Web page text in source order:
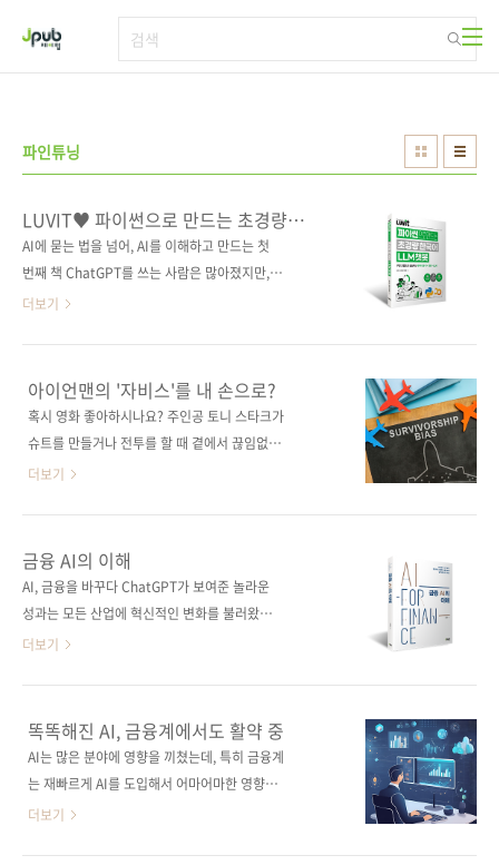
파인튜닝
LUVIT♥ 파이썬으로 만드는 초경량
한국어 LLM 챗봇
AI에 묻는 법을 넘어, AI를 이해하고 만드는 첫
번째 책 ChatGPT를 쓰는 사람은 많아졌지만,
‘AI가 어떻게 작동하는지’를 이해하는 사람은 여
경량 한국어 LLM 챗봇을 직접 만드는 실습까지
하나의 흐름으로 안내한다. 단순한 개념 설명에
그치지 않고, 구글 코랩 기반 실습을 통해 코드를
으로 익힐 수 있도록 구성했다. 특히 데이터 수
집, 분석, 시각화부터 분류와 예측, LLM과 허깅
람’에서 ‘AI를 이해하고 구현하는 사람’으로 성장
을 이끈다. AI와 챗봇 개발에 처음 도전하는 독자
를 위한 가장 현실적인 출..
더보기
아이언맨의 '자비스'를 내 손으로?
혹시 영화 좋아하시나요? 주인공 토니 스타크가
슈트를 만들거나 전투를 할 때 곁에서 끊임없이
조언해주고 상황을 분석해주는 인공지능 비서
있었으면 좋겠다"라고 꿈꿨을 겁니다. 이제 그
상상은 더 이상 영화 속 이야기가 아닙니다.
ChatGPT의 등장으로 우리는 이미 AI와 대화하
준 AI를 쓰는 것을 넘어 '나만의 자비스'를 직접
만들 수 있다면 어떨까요? 오늘 소개할 책,
LLM 챗봇》이 바로 그 길잡이가 되어줄 책입니
다. ✈️ 2차 세계대전 전투기와 데이터의 비밀이
책은 단순히 코드를 따라 치는 것에서 끝나지
않..
더보기
금융 AI의 이해
AI, 금융을 바꾸다 ChatGPT가 보여준 놀라운
성과는 모든 산업에 혁신적인 변화를 불러왔다.
금융계도 예외는 아니다. 이 책은 핀테크, 금융
용하는 방법을 다양한 사례와 함께 알아본다. 또
한, 파이썬 라이브러리인 NetworkX,
OptBinning, 케라스를 활용해 실제 금융 데이
AI의 만남을 살펴보면서 금융 AI의 전략적 방향
성과 금융 AI에 대한 인사이트를 얻을 수 있을 것
더보기
똑똑해진 AI, 금융계에서도 활약 중
AI는 많은 분야에 영향을 끼쳤는데, 특히 금융계
는 재빠르게 AI를 도입해서 어마어마한 영향
을 받았고 빠르게 변화하고 있습니다(이제
더보기